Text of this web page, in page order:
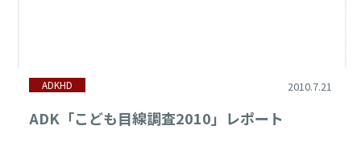
ADKHD 2010.7.21
ADK「こども目線調査2010」レポート